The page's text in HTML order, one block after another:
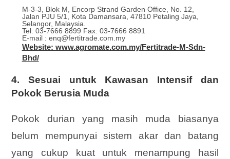
M-3-3, Blok M, Encorp Strand Garden Office, No. 12,
Jalan PJU 5/1, Kota Damansara, 47810 Petaling Jaya,
Selangor, Malaysia.
Tel: 03-7666 8899 Fax: 03-7666 8891
E-mail : enq@fertitrade.com.my
Website: www.agromate.com.my/Fertitrade-M-Sdn-
Bhd/
4.Sesuai untuk Kawasan Intensif dan
Pokok Berusia Muda
Pokok durian yang masih muda biasanya
belum mempunyai sistem akar dan batang
yang cukup kuat untuk menampung hasil